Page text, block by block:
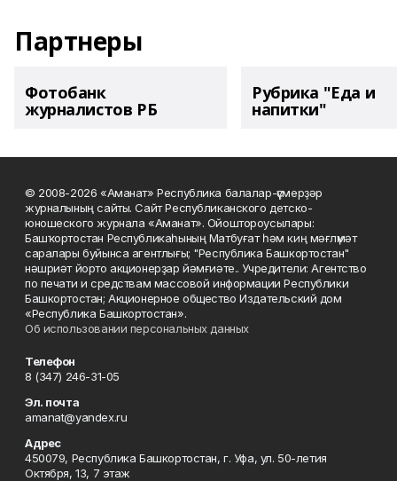
Партнеры
Фотобанк
журналистов РБ
Рубрика "Еда и
напитки"
© 2008-2026 «Аманат» Республика балалар-үҫмерҙәр
журналының сайты. Сайт Республиканского детско-
юношеского журнала «Аманат». Ойоштороусылары:
Башҡортостан Республикаһының Матбуғат һәм киң мәғлүмәт
саралары буйынса агентлығы; "Республика Башкортостан"
нәшриәт йорто акционерҙар йәмғиәте.. Учредители: Агентство
по печати и средствам массовой информации Республики
Башкортостан; Акционерное общество Издательский дом
«Республика Башкортостан».
Об использовании персональных данных
Телефон
8 (347) 246-31-05
Эл. почта
amanat@yandex.ru
Адрес
450079, Республика Башкортостан, г. Уфа, ул. 50-летия
Октября, 13, 7 этаж